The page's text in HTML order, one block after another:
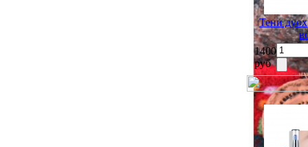
Тени
1400
руб